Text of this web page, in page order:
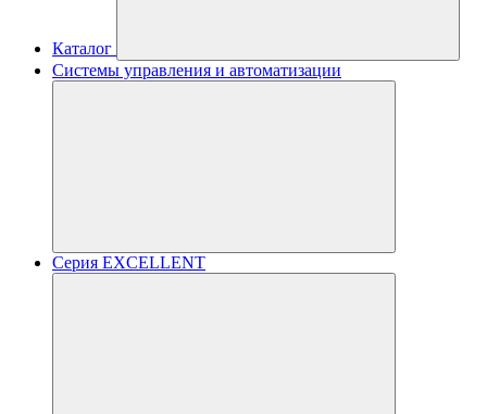
Каталог
Системы управления и автоматизации
Серия EXCELLENT